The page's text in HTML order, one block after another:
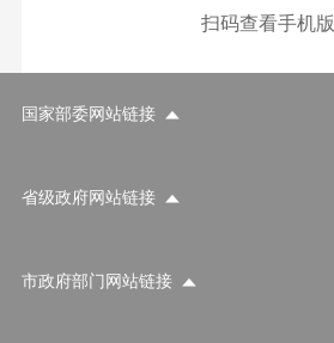
扫码查看手机版
国家部委网站链接
省级政府网站链接
市政府部门网站链接